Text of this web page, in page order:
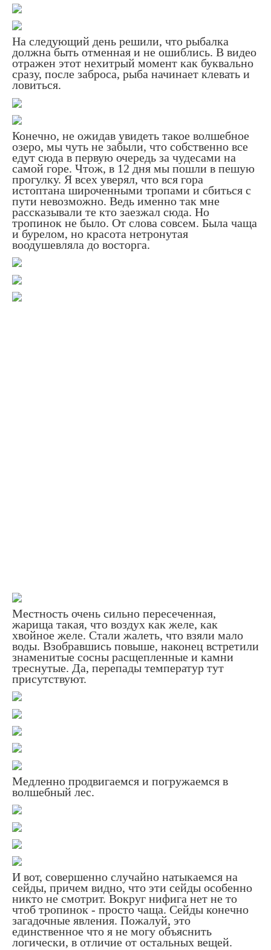
На следующий день решили, что рыбалка
должна быть отменная и не ошиблись. В видео
отражен этот нехитрый момент как буквально
сразу, после заброса, рыба начинает клевать и
ловиться.
Конечно, не ожидав увидеть такое волшебное
озеро, мы чуть не забыли, что собственно все
едут сюда в первую очередь за чудесами на
самой горе. Чтож, в 12 дня мы пошли в пешую
прогулку. Я всех уверял, что вся гора
истоптана широченными тропами и сбиться с
пути невозможно. Ведь именно так мне
рассказывали те кто заезжал сюда. Но
тропинок не было. От слова совсем. Была чаща
и бурелом, но красота нетронутая
воодушевляла до восторга.
Местность очень сильно пересеченная,
жарища такая, что воздух как желе, как
хвойное желе. Стали жалеть, что взяли мало
воды. Взобравшись повыше, наконец встретили
знаменитые сосны расщепленные и камни
треснутые. Да, перепады температур тут
присутствуют.
Медленно продвигаемся и погружаемся в
волшебный лес.
И вот, совершенно случайно натыкаемся на
сейды, причем видно, что эти сейды особенно
никто не смотрит. Вокруг нифига нет не то
чтоб тропинок - просто чаща. Сейды конечно
загадочные явления. Пожалуй, это
единственное что я не могу объяснить
логически, в отличие от остальных вещей.